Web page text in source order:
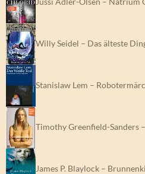
Willy Seidel – Das älteste
Stanislaw Lem –
Timothy Greenfield-Sanders
James P. Blaylock –